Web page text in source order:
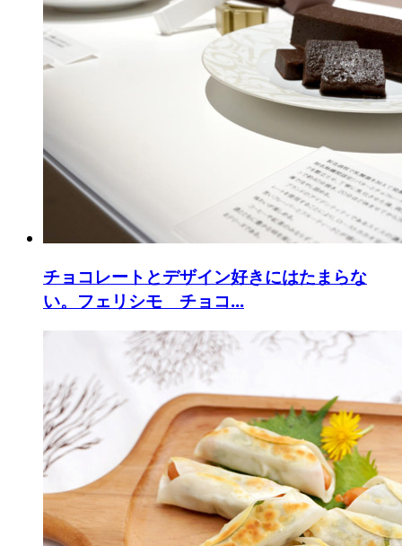
チョコレートとデザイン好きにはたまらな
い。フェリシモ チョコ...